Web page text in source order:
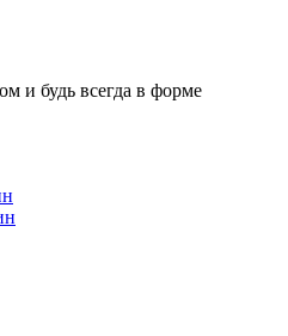
и будь всегда в форме